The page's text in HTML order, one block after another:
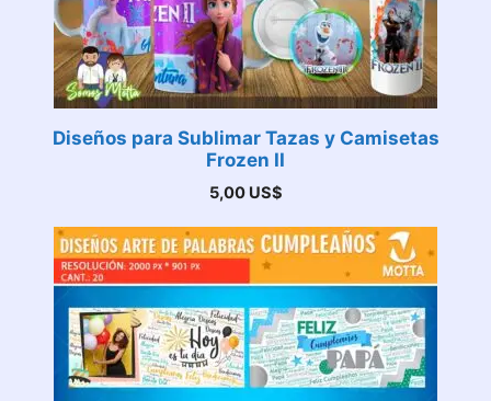
Diseños para Sublimar Tazas y Camisetas
Frozen II
5,00 US$